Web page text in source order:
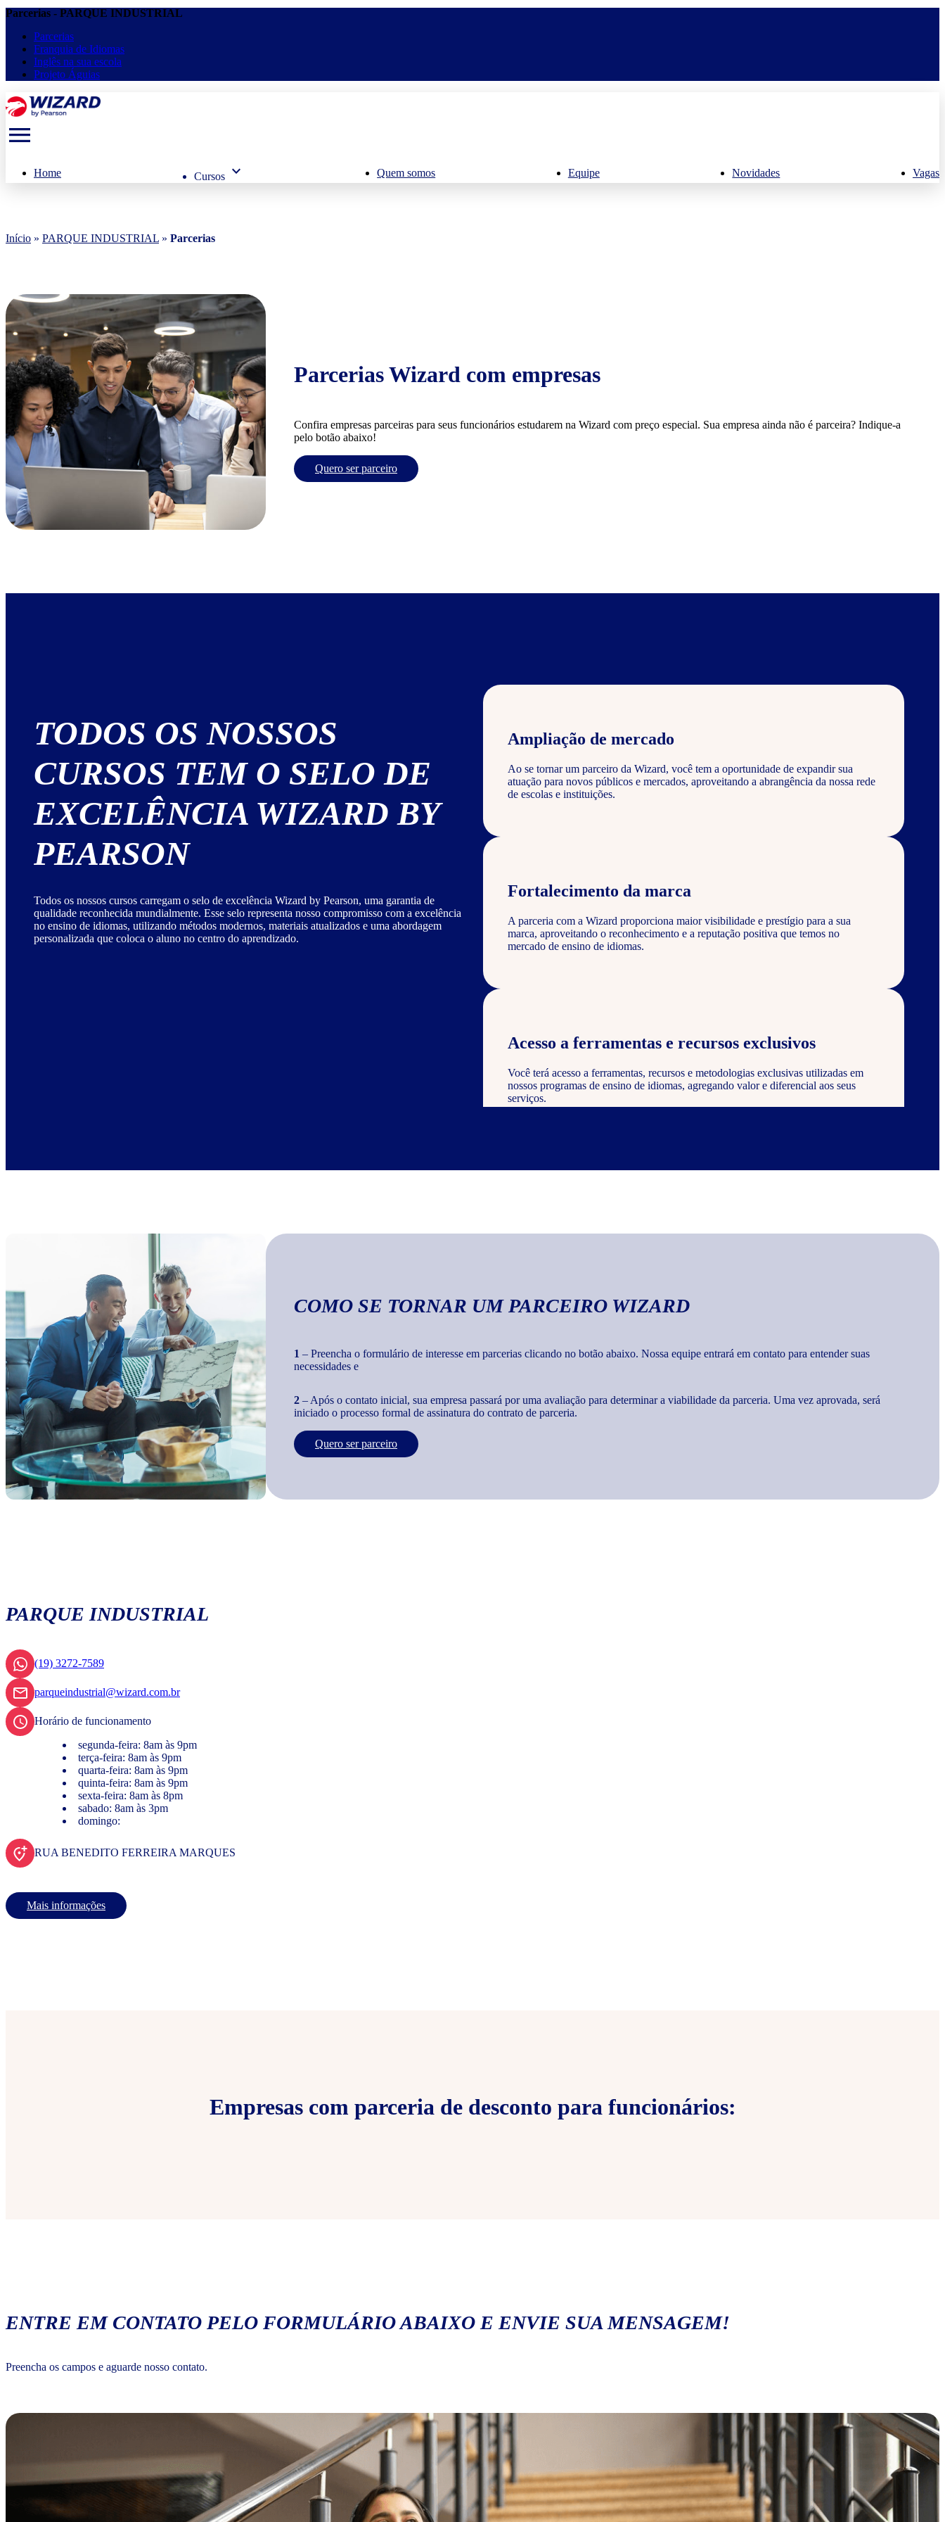
Parcerias - PARQUE INDUSTRIAL
Parcerias
Franquia de Idiomas
Inglês na sua escola
Projeto Águias
menu
Home Cursos keyboard_arrow_down Quem somos Equipe Novidades Vagas
Início » PARQUE INDUSTRIAL » Parcerias
Parcerias Wizard com empresas
Confira empresas parceiras para seus funcionários estudarem na Wizard com preço especial. Sua empresa ainda não é parceira? Indique-a
pelo botão abaixo!
Quero ser parceiro
TODOS OS NOSSOS
CURSOS TEM O SELO DE
EXCELÊNCIA WIZARD BY
PEARSON
Todos os nossos cursos carregam o selo de excelência Wizard by Pearson, uma garantia de
qualidade reconhecida mundialmente. Esse selo representa nosso compromisso com a excelência
no ensino de idiomas, utilizando métodos modernos, materiais atualizados e uma abordagem
personalizada que coloca o aluno no centro do aprendizado.
Ampliação de mercado
Ao se tornar um parceiro da Wizard, você tem a oportunidade de expandir sua
atuação para novos públicos e mercados, aproveitando a abrangência da nossa rede
de escolas e instituições.
Fortalecimento da marca
A parceria com a Wizard proporciona maior visibilidade e prestígio para a sua
marca, aproveitando o reconhecimento e a reputação positiva que temos no
mercado de ensino de idiomas.
Acesso a ferramentas e recursos exclusivos
Você terá acesso a ferramentas, recursos e metodologias exclusivas utilizadas em
nossos programas de ensino de idiomas, agregando valor e diferencial aos seus
serviços.
valor à sua empresa e demonstrando compromisso com a qualidade e excelência
COMO SE TORNAR UM PARCEIRO WIZARD
1 – Preencha o formulário de interesse em parcerias clicando no botão abaixo. Nossa equipe entrará em contato para entender suas
necessidades e
2 – Após o contato inicial, sua empresa passará por uma avaliação para determinar a viabilidade da parceria. Uma vez aprovada, será
iniciado o processo formal de assinatura do contrato de parceria.
Quero ser parceiro
PARQUE INDUSTRIAL
(19) 3272-7589
parqueindustrial@wizard.com.br
Horário de funcionamento
segunda-feira: 8am às 9pm
terça-feira: 8am às 9pm
quarta-feira: 8am às 9pm
quinta-feira: 8am às 9pm
sexta-feira: 8am às 8pm
sabado: 8am às 3pm
domingo:
RUA BENEDITO FERREIRA MARQUES
Mais informações
Empresas com parceria de desconto para funcionários:
ENTRE EM CONTATO PELO FORMULÁRIO ABAIXO E ENVIE SUA MENSAGEM!
Preencha os campos e aguarde nosso contato.